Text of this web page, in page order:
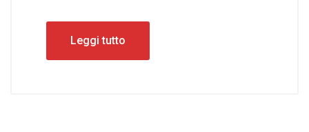
Leggi tutto